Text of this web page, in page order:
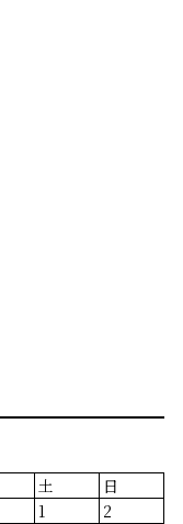
土
日
1
2